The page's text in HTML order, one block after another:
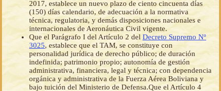
2017, establece un nuevo plazo de ciento cincuenta días
(150) días calendario, de adecuación a la normativa
técnica, regulatoria, y demás disposiciones nacionales e
internacionales de Aeronáutica Civil vigente.
Que el Parágrafo I del Artículo 2 del Decreto Supremo Nº
3025, establece que el TAM, se constituye con
personalidad jurídica de derecho público; de duración
indefinida; patrimonio propio; autonomía de gestión
administrativa, financiera, legal y técnica; con dependencia
orgánica y administrativa de la Fuerza Aérea Boliviana y
bajo tuición del Ministerio de Defensa.Que el Artículo 4